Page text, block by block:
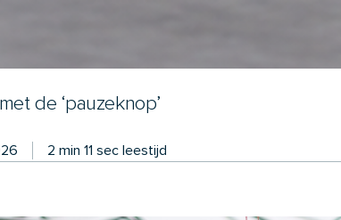
de ‘pauzeknop’
2 min 11 sec leestijd